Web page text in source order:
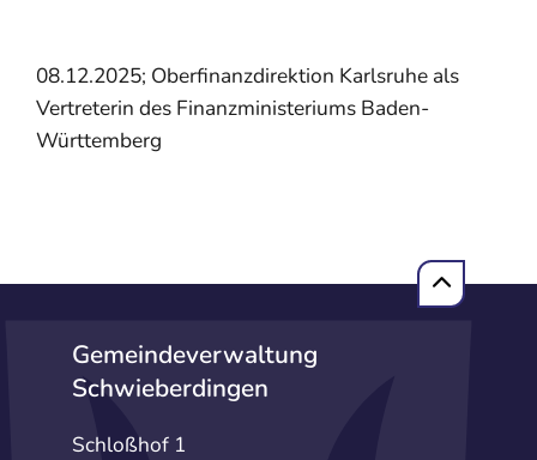
08.12.2025; Oberfinanzdirektion Karlsruhe als
Vertreterin des Finanzministeriums Baden-
Württemberg
Gemeindeverwaltung
Schwieberdingen
Schloßhof 1